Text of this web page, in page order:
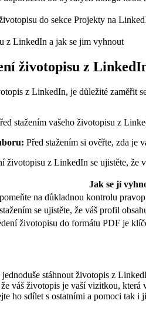
do sekce Projekty na
životopisu z
z LinkedIn, je důležité zaměřit
stažením vašeho životopisu z
Před stažením si ověřte, zda je
životopisu z LinkedIn se ujistěte, že
Jak se jí
na důkladnou kontrolu
se ujistěte, že váš profil
životopisu do formátu PDF je
stáhnout životopis z
váš životopis je vaší vizitkou,
ho sdílet s ostatními a pomoci tak